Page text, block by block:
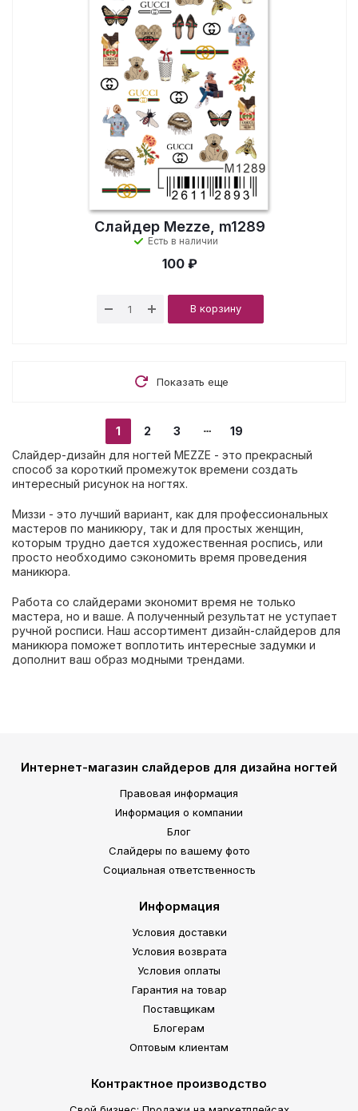
Слайдер Mezze, m1289
Есть в наличии
100 ₽
В корзину
Показать еще
1 2 3
19
Слайдер-дизайн для ногтей MEZZE - это прекрасный
способ за короткий промежуток времени создать
интересный рисунок на ногтях.
Миззи - это лучший вариант, как для профессиональных
мастеров по маникюру, так и для простых женщин,
которым трудно дается художественная роспись, или
просто необходимо сэкономить время проведения
маникюра.
Работа со слайдерами экономит время не только
мастера, но и ваше. А полученный результат не уступает
ручной росписи. Наш ассортимент дизайн-слайдеров для
маникюра поможет воплотить интересные задумки и
дополнит ваш образ модными трендами.
Интернет-магазин слайдеров для дизайна ногтей
Правовая информация
Информация о компании
Блог
Слайдеры по вашему фото
Социальная ответственность
Информация
Условия доставки
Условия возврата
Условия оплаты
Гарантия на товар
Поставщикам
Блогерам
Оптовым клиентам
Контрактное производство